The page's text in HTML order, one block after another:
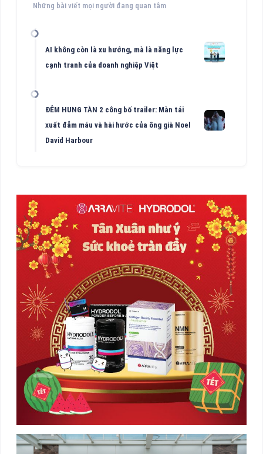
Những bài viết mọi người đang quan tâm
AI không còn là xu hướng, mà là năng lực
cạnh tranh của doanh nghiệp Việt
ĐÊM HUNG TÀN 2 công bố trailer: Màn tái
xuất đẫm máu và hài hước của ông già Noel
David Harbour